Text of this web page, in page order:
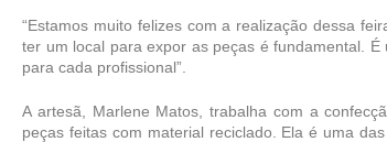
“Estamos muito felizes com a realização dessa
ter um local para expor as peças é fundamental.
para cada profissional”.
A artesã, Marlene Matos, trabalha com a
peças feitas com material reciclado. Ela é uma